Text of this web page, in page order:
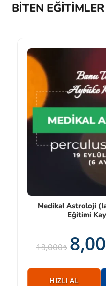
BITEN
Medikal Astroloji
Eğitimi
18,000₺
HIZLI AL